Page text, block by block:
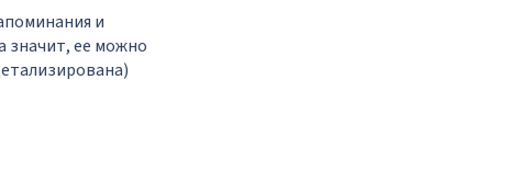
и
значит, ее можно